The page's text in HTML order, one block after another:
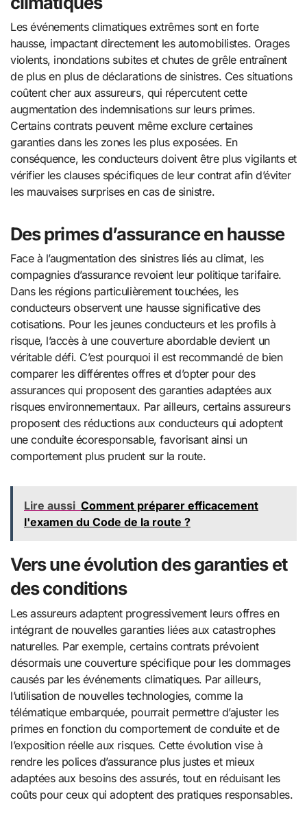
Les événements climatiques extrêmes sont en forte
hausse, impactant directement les automobilistes. Orages
violents, inondations subites et chutes de grêle entraînent
de plus en plus de déclarations de sinistres. Ces situations
coûtent cher aux assureurs, qui répercutent cette
augmentation des indemnisations sur leurs primes.
Certains contrats peuvent même exclure certaines
garanties dans les zones les plus exposées. En
conséquence, les conducteurs doivent être plus vigilants et
vérifier les clauses spécifiques de leur contrat afin d’éviter
les mauvaises surprises en cas de sinistre.
Des primes d’assurance en hausse
Face à l’augmentation des sinistres liés au climat, les
compagnies d’assurance revoient leur politique tarifaire.
Dans les régions particulièrement touchées, les
conducteurs observent une hausse significative des
cotisations. Pour les jeunes conducteurs et les profils à
risque, l’accès à une couverture abordable devient un
véritable défi. C’est pourquoi il est recommandé de bien
comparer les différentes offres et d’opter pour des
assurances qui proposent des garanties adaptées aux
risques environnementaux. Par ailleurs, certains assureurs
proposent des réductions aux conducteurs qui adoptent
une conduite écoresponsable, favorisant ainsi un
comportement plus prudent sur la route.
Lire aussi Comment préparer efficacement
l'examen du Code de la route ?
Vers une évolution des garanties et
des conditions
Les assureurs adaptent progressivement leurs offres en
intégrant de nouvelles garanties liées aux catastrophes
naturelles. Par exemple, certains contrats prévoient
désormais une couverture spécifique pour les dommages
causés par les événements climatiques. Par ailleurs,
l’utilisation de nouvelles technologies, comme la
télématique embarquée, pourrait permettre d’ajuster les
primes en fonction du comportement de conduite et de
l’exposition réelle aux risques. Cette évolution vise à
rendre les polices d’assurance plus justes et mieux
adaptées aux besoins des assurés, tout en réduisant les
coûts pour ceux qui adoptent des pratiques responsables.